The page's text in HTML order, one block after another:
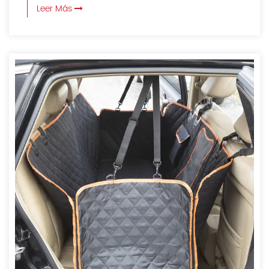
Leer Más